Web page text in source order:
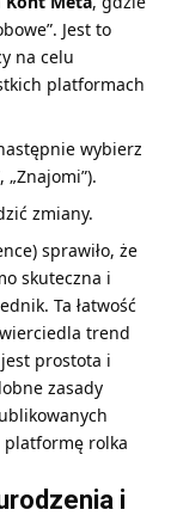
Jest to
na celu
platformach
wybierz
zmiany.
sprawiło, że
skuteczna i
Ta łatwość
trend
prostota i
zasady
platformę rolka
i